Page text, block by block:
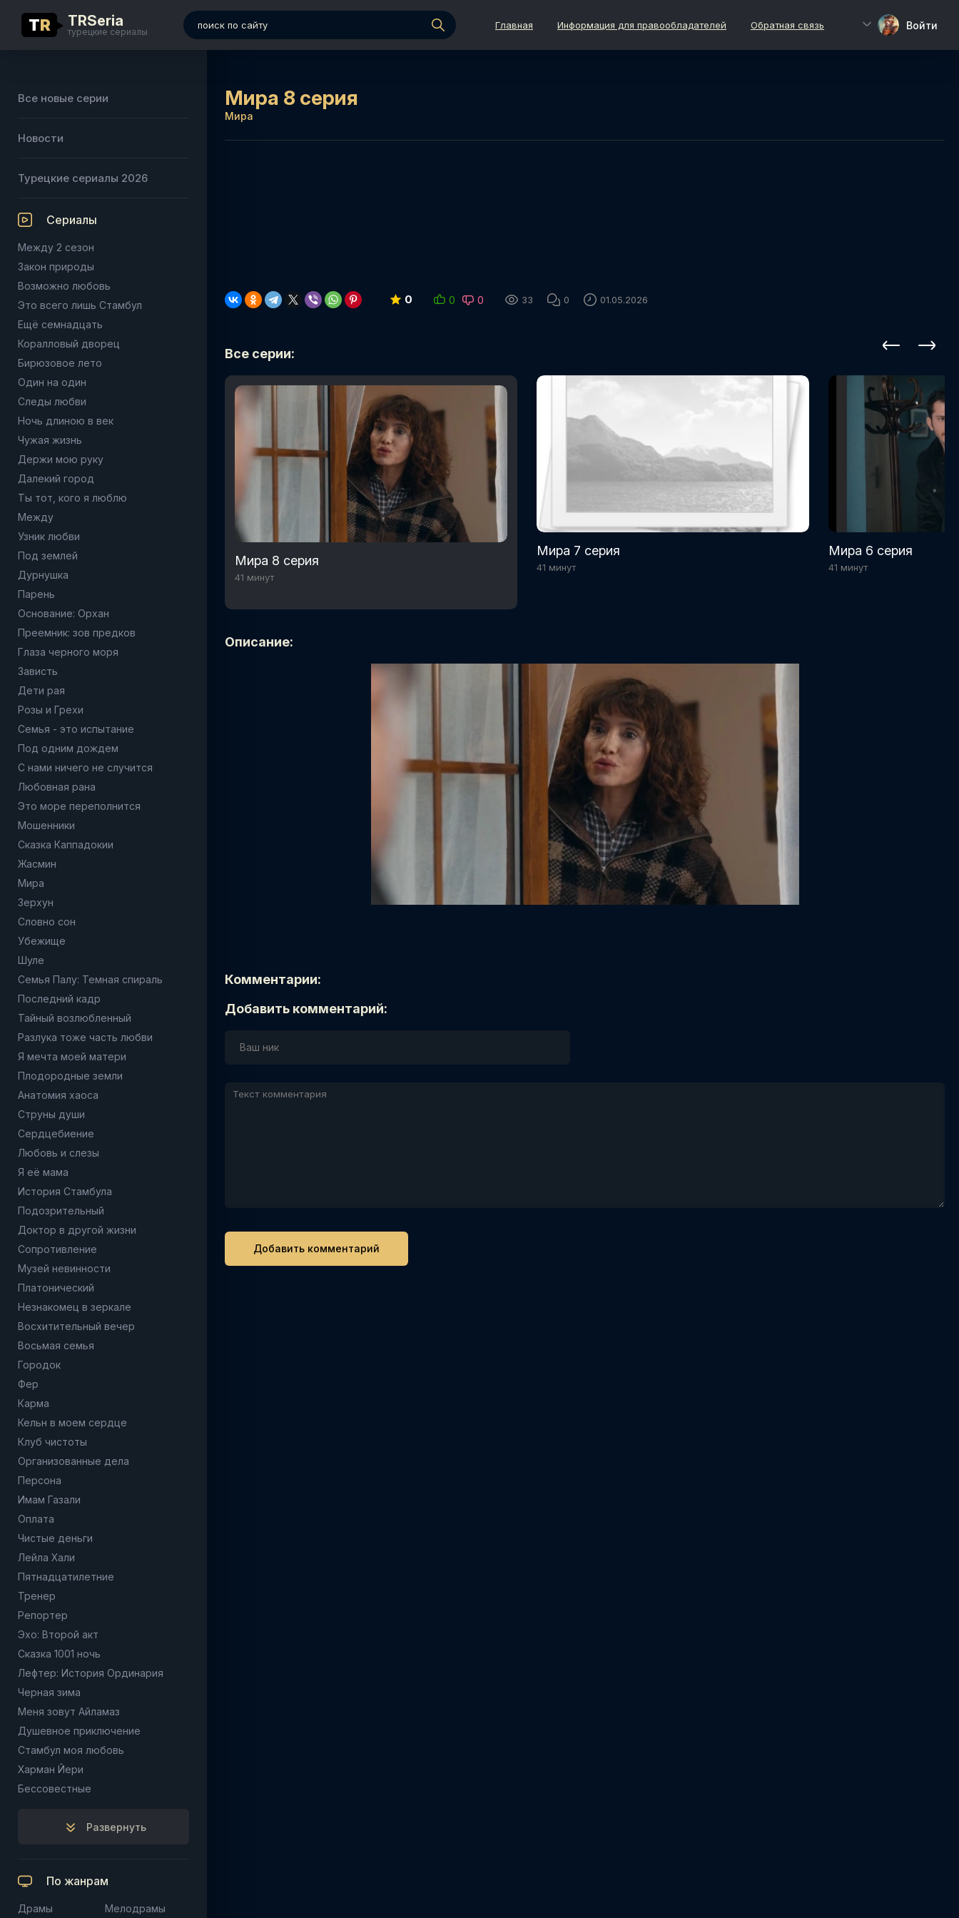
TR TRSeria
турецкие сериалы
Главная Информация для правообладателей Обратная связь Войти
Все новые серии
Новости
Турецкие сериалы 2026
Сериалы
Между 2 сезон
Закон природы
Возможно любовь
Это всего лишь Стамбул
Ещё семнадцать
Коралловый дворец
Бирюзовое лето
Один на один
Следы любви
Ночь длиною в век
Чужая жизнь
Держи мою руку
Далекий город
Ты тот, кого я люблю
Между
Узник любви
Под землей
Дурнушка
Парень
Основание: Орхан
Преемник: зов предков
Глаза черного моря
Зависть
Дети рая
Розы и Грехи
Семья - это испытание
Под одним дождем
С нами ничего не случится
Любовная рана
Это море переполнится
Мошенники
Сказка Каппадокии
Жасмин
Мира
Зерхун
Словно сон
Убежище
Шуле
Семья Палу: Темная спираль
Последний кадр
Тайный возлюбленный
Разлука тоже часть любви
Я мечта моей матери
Плодородные земли
Анатомия хаоса
Струны души
Сердцебиение
Любовь и слезы
Я её мама
История Стамбула
Подозрительный
Доктор в другой жизни
Сопротивление
Музей невинности
Платонический
Незнакомец в зеркале
Восхитительный вечер
Восьмая семья
Городок
Фер
Карма
Кельн в моем сердце
Клуб чистоты
Организованные дела
Персона
Имам Газали
Оплата
Чистые деньги
Лейла Хали
Пятнадцатилетние
Тренер
Репортер
Эхо: Второй акт
Сказка 1001 ночь
Лефтер: История Ординария
Черная зима
Меня зовут Айламаз
Душевное приключение
Стамбул моя любовь
Харман Йери
Бессовестные
Развернуть
По жанрам
Драмы Мелодрамы
Мира 8 серия
Мира
0 0 0 33 0 01.05.2026
Все серии:
Мира 8 серия
41 минут
Мира 7 серия
41 минут
Мира 6 серия
41 минут
Описание:
Комментарии:
Добавить комментарий: